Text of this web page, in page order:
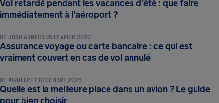
Vol retardé pendant les vacances d'été : que faire
immédiatement à l'aéroport ?
CONSEILS ET ASTUCES DE VOYAGE
DE JOSH ARNFIELD5 FÉVRIER 2026
Assurance voyage ou carte bancaire : ce qui est
vraiment couvert en cas de vol annulé
CONSEILS ET ASTUCES DE VOYAGE
DE AIRHELP17 DÉCEMBRE 2025
Quelle est la meilleure place dans un avion ? Le guide
pour bien choisir